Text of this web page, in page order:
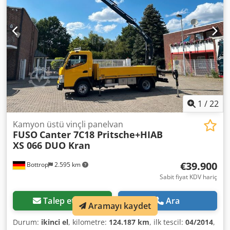
1 /22
Bottrop 2.595 km
Kamyon üstü vinçli panelvan
FUSO Canter 7C18 Pritsche+HIAB
XS 066 DUO Kran
€39.900
Sabit fiyat KDV hariç
Talep etmek Ara
Durum: ikinci el, kilometre: 124.187 km, ilk tescil: 04/2014,
Aramayı kaydet